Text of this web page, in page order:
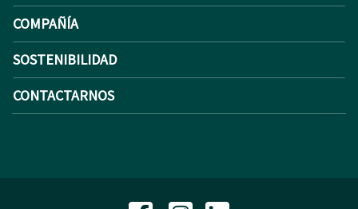
COMPAÑÍA
SOSTENIBILIDAD
CONTACTARNOS